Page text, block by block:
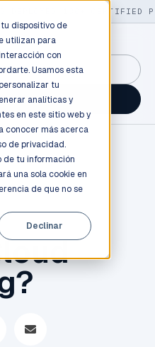
dispositivo de
utilizan para
con
Usamos esta
tu
analíticas y
en este sitio web y
conocer más acerca
de privacidad.
de tu información
una sola cookie en
de que no se
Declinar
130+ CERTIFIED
→
→